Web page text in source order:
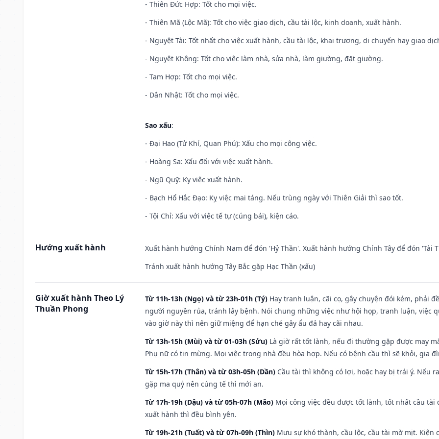
- Thiên Đức Hợp: Tốt cho mọi việc.
- Thiên Mã (Lộc Mã): Tốt cho việc giao dịch, cầu tài lộc, kinh doanh, xuất hành.
- Nguyệt Tài: Tốt nhất cho việc xuất hành, cầu tài lộc, khai trương, di chuyển hay giao
- Nguyệt Không: Tốt cho việc làm nhà, sửa nhà, làm giường, đặt giường.
- Tam Hợp: Tốt cho mọi việc.
- Dân Nhật: Tốt cho mọi việc.
Sao xấu:
- Đại Hao (Tử Khí, Quan Phú): Xấu cho mọi công việc.
- Hoàng Sa: Xấu đối với việc xuất hành.
- Ngũ Quỹ: Kỵ việc xuất hành.
- Bạch Hổ Hắc Đạo: Kỵ việc mai táng. Nếu trùng ngày với Thiên Giải thì sao tốt.
- Tội Chỉ: Xấu với việc tế tự (cúng bái), kiện cáo.
Hướng xuất hành
Xuất hành hướng Chính Nam để đón 'Hỷ Thần'. Xuất hành hướng Chính Tây để đón 'Tài
Tránh xuất hành hướng Tây Bắc gặp Hạc Thần (xấu)
Giờ xuất hành Theo Lý
Thuần Phong
Từ 11h-13h (Ngọ) và từ 23h-01h (Tý) Hay tranh luận, cãi cọ, gây chuyện đói kém, phải
người nguyền rủa, tránh lây bệnh. Nói chung những việc như hội họp, tranh luận, việc
vào giờ này thì nên giữ miệng để hạn ché gây ẩu đả hay cãi nhau.
Từ 13h-15h (Mùi) và từ 01-03h (Sửu) Là giờ rất tốt lành, nếu đi thường gặp được may
Phụ nữ có tin mừng. Mọi việc trong nhà đều hòa hợp. Nếu có bệnh cầu thì sẽ khỏi, gia
Từ 15h-17h (Thân) và từ 03h-05h (Dần) Cầu tài thì không có lợi, hoặc hay bị trái ý. Nếu
gặp ma quỷ nên cúng tế thì mới an.
Từ 17h-19h (Dậu) và từ 05h-07h (Mão) Mọi công việc đều được tốt lành, tốt nhất cầu
xuất hành thì đều bình yên.
Từ 19h-21h (Tuất) và từ 07h-09h (Thìn) Mưu sự khó thành, cầu lộc, cầu tài mờ mịt.